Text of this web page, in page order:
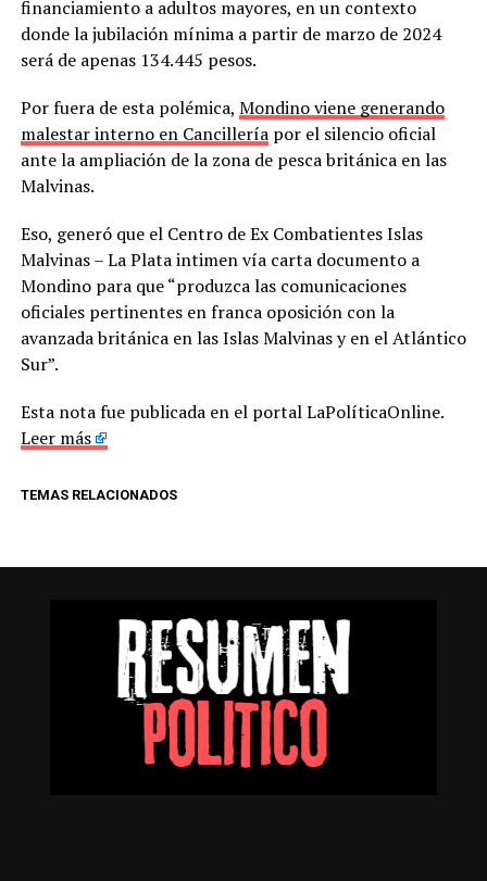
financiamiento a adultos mayores, en un contexto
donde la jubilación mínima a partir de marzo de 2024
será de apenas 134.445 pesos.
Por fuera de esta polémica, Mondino viene generando
malestar interno en Cancilleríapor el silencio oficial
ante la ampliación de la zona de pesca británica en las
Malvinas.
Eso, generó que el Centro de Ex Combatientes Islas
Malvinas – La Plata intimen vía carta documento a
Mondino para que “produzca las comunicaciones
oficiales pertinentes en franca oposición con la
avanzada británica en las Islas Malvinas y en el Atlántico
Sur”.
Esta nota fue publicada en el portal LaPolíticaOnline.
Leer más
TEMAS RELACIONADOS